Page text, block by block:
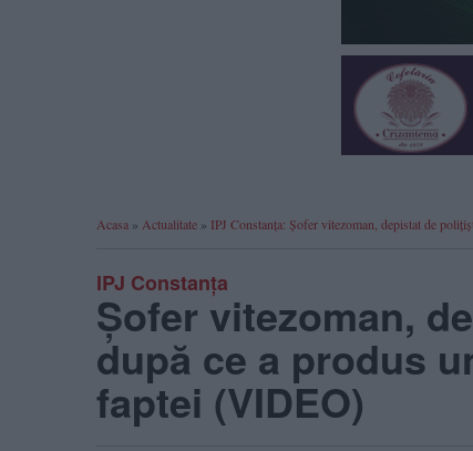
Acasa » Actualitate » IPJ Constanța: Șofer vitezoman, depistat de
IPJ Constanța
Șofer vitezoman,
după ce a produs
faptei (VIDEO)